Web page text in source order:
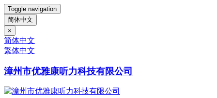
Toggle navigation
简体中文
×
简体中文
繁体中文
漳州市优雅康听力科技有限公司